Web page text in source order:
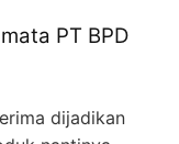
PT BPD
dijadikan